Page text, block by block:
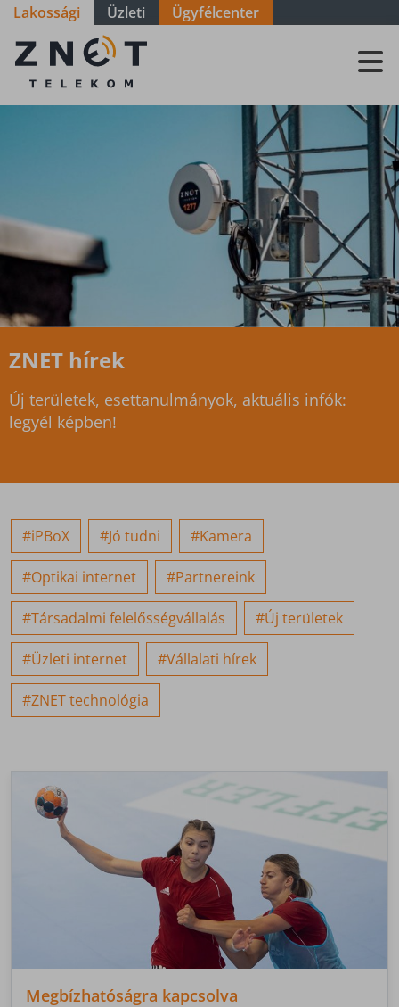
Lakossági Üzleti Ügyfélcenter
Hírek cím
ZNET hírek
Új területek, esettanulmányok, aktuális infók:
legyél képben!
#iPBoX #Jó tudni #Kamera
#Optikai internet #Partnereink
#Társadalmi felelősségvállalás #Új területek
#Üzleti internet #Vállalati hírek
#ZNET technológia
Megbízhatóságra kapcsolva